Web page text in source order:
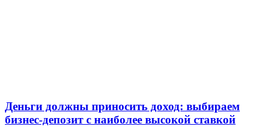
Деньги должны приносить доход: выбираем
бизнес-депозит с наиболее высокой ставкой